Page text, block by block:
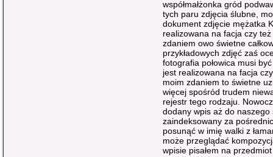
współmałżonka gród
tych paru zdjęcia ślubne,
dokument zdjęcie mężatka
realizowana na facja czy
zdaniem owo świetne
przykładowych zdjęć zaś
fotografia połowica musi
jest realizowana na facja
moim zdaniem to świetne
więcej spośród trudem
rejestr tego rodzaju.
dodany wpis aż do
zaindeksowany za
posunąć w imię walki z
może przeglądać
wpisie pisałem na